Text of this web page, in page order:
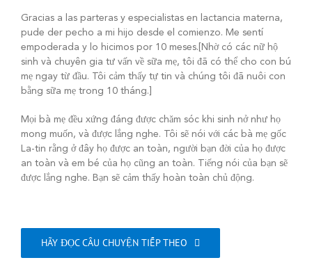
Gracias a las parteras y especialistas en lactancia materna,
pude der pecho a mi hijo desde el comienzo. Me sentí
empoderada y lo hicimos por 10 meses.[Nhờ có các nữ hộ
sinh và chuyên gia tư vấn về sữa mẹ, tôi đã có thể cho con bú
mẹ ngay từ đầu. Tôi cảm thấy tự tin và chúng tôi đã nuôi con
bằng sữa mẹ trong 10 tháng.]
Mọi bà mẹ đều xứng đáng được chăm sóc khi sinh nở như họ
mong muốn, và được lắng nghe. Tôi sẽ nói với các bà mẹ gốc
La-tin rằng ở đây họ được an toàn, người bạn đời của họ được
an toàn và em bé của họ cũng an toàn. Tiếng nói của bạn sẽ
được lắng nghe. Bạn sẽ cảm thấy hoàn toàn chủ động.
HÃY ĐỌC CÂU CHUYỆN TIẾP THEO